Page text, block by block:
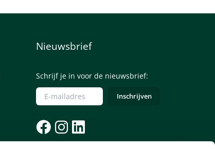
Nieuwsbrief
Schrijf je in voor de nieuwsbrief: